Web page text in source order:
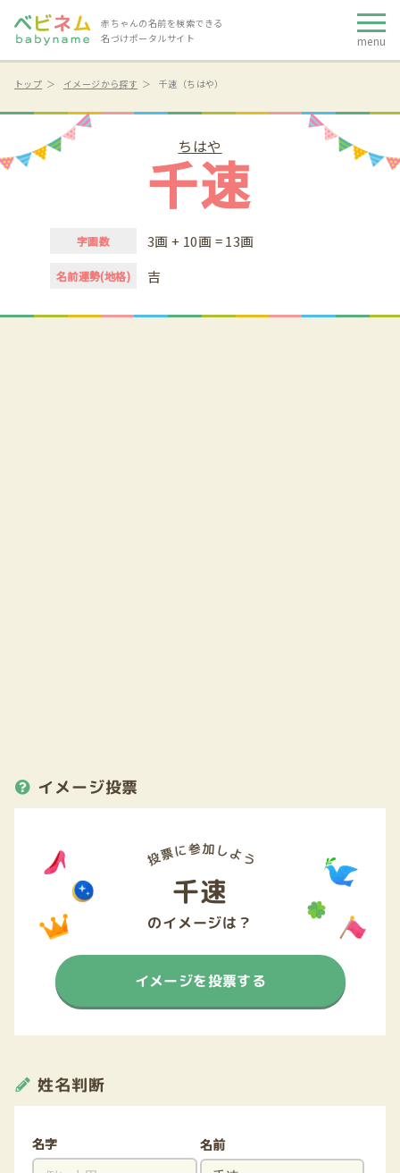
赤ちゃんの名前を検索できる
名づけポータルサイト
menu
トップ イメージから探す 千速（ちはや）
ちはや
千速
字画数 3画 + 10画 = 13画
名前運勢(地格) 吉
イメージ投票
千速
のイメージは？
イメージを投票する
姓名判断
名字 名前